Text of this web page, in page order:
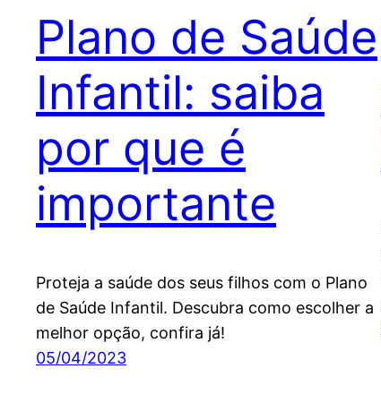
Plano de Saúde
Infantil: saiba
por que é
importante
Proteja a saúde dos seus filhos com o Plano
de Saúde Infantil. Descubra como escolher a
melhor opção, confira já!
05/04/2023